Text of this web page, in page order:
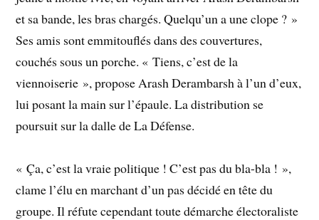
et sa bande, les bras chargés. Quelqu’un a une clope ? »
Ses amis sont emmitouflés dans des couvertures,
couchés sous un porche. « Tiens, c’est de la
viennoiserie », propose Arash Derambarsh à l’un d’eux,
lui posant la main sur l’épaule. La distribution se
poursuit sur la dalle de La Défense.
« Ça, c’est la vraie politique ! C’est pas du bla-bla ! »,
clame l’élu en marchant d’un pas décidé en tête du
groupe. Il réfute cependant toute démarche électoraliste